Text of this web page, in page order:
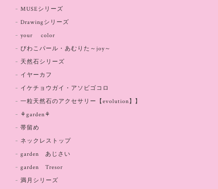
MUSEシリーズ
Drawingシリーズ
your color
びわこパール・あむりた～joy～
天然石シリーズ
イヤーカフ
イケチョウガイ・アソビゴコロ
一粒天然石のアクセサリー【evolution】】
⚘garden⚘
帯留め
ネックレストップ
garden あじさい
garden Tresor
満月シリーズ